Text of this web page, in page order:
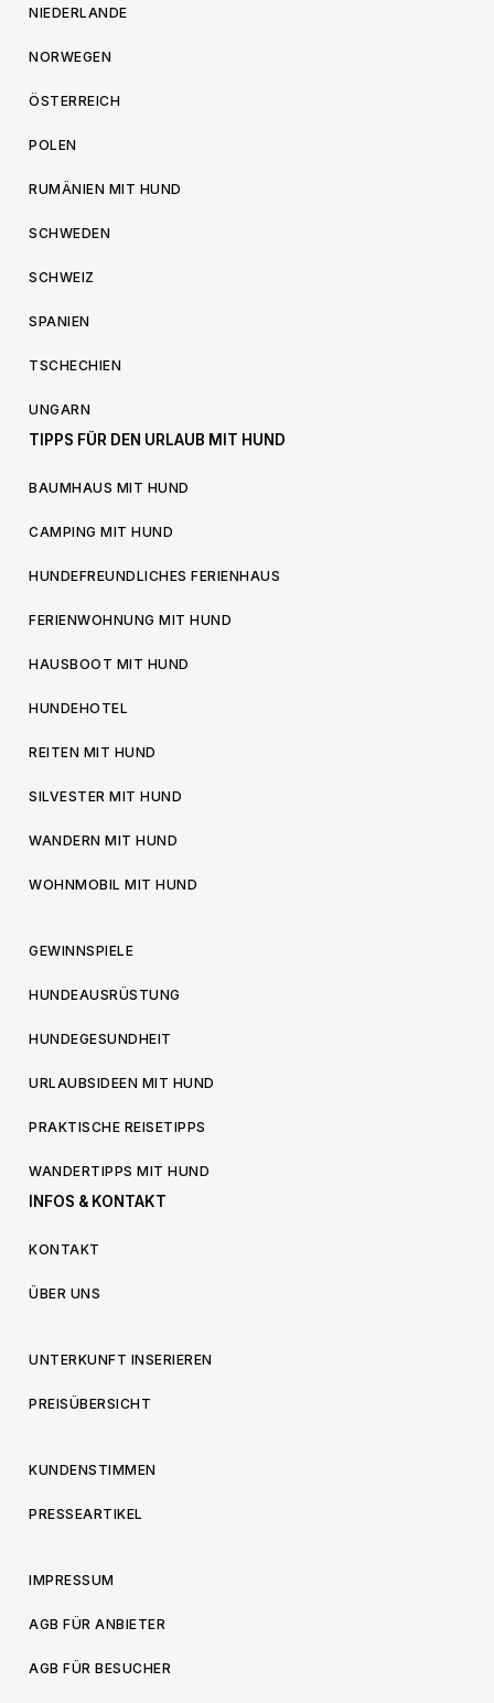
NIEDERLANDE
NORWEGEN
ÖSTERREICH
POLEN
RUMÄNIEN MIT HUND
SCHWEDEN
SCHWEIZ
SPANIEN
TSCHECHIEN
UNGARN
TIPPS FÜR DEN URLAUB MIT HUND
BAUMHAUS MIT HUND
CAMPING MIT HUND
HUNDEFREUNDLICHES FERIENHAUS
FERIENWOHNUNG MIT HUND
HAUSBOOT MIT HUND
HUNDEHOTEL
REITEN MIT HUND
SILVESTER MIT HUND
WANDERN MIT HUND
WOHNMOBIL MIT HUND
GEWINNSPIELE
HUNDEAUSRÜSTUNG
HUNDEGESUNDHEIT
URLAUBSIDEEN MIT HUND
PRAKTISCHE REISETIPPS
WANDERTIPPS MIT HUND
INFOS & KONTAKT
KONTAKT
ÜBER UNS
UNTERKUNFT INSERIEREN
PREISÜBERSICHT
KUNDENSTIMMEN
PRESSEARTIKEL
IMPRESSUM
AGB FÜR ANBIETER
AGB FÜR BESUCHER